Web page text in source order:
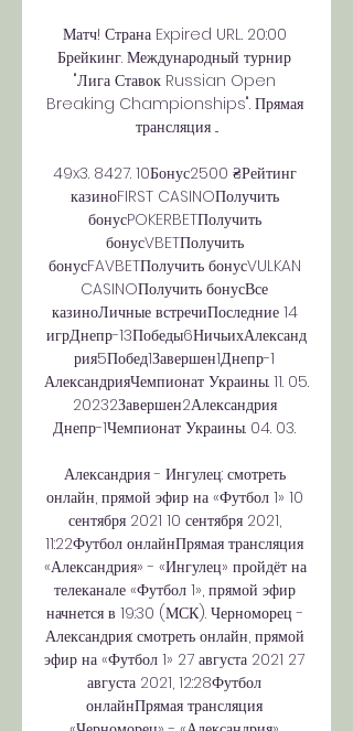
Матч! Страна Expired URL. 20:00
Брейкинг. Международный турнир
"Лига Ставок Russian Open
Breaking Championships". Прямая
трансляция ...
49x3. 8427. 10Бонус2500 ₴Рейтинг
казиноFIRST CASINOПолучить
бонусPOKERBETПолучить
бонусVBETПолучить
бонусFAVBETПолучить бонусVULKAN
CASINOПолучить бонусВсе
казиноЛичные встречиПоследние 14
игрДнепр-13Победы6НичьихАлександ
рия5Побед1Завершен1Днепр-1
АлександрияЧемпионат Украины. 11. 05.
20232Завершен2Александрия
Днепр-1Чемпионат Украины. 04. 03.
Александрия - Ингулец: смотреть
онлайн, прямой эфир на «Футбол 1» 10
сентября 2021 10 сентября 2021,
11:22Футбол онлайнПрямая трансляция
«Александрия» - «Ингулец» пройдёт на
телеканале «Футбол 1», прямой эфир
начнется в 19:30 (МСК). Черноморец -
Александрия: смотреть онлайн, прямой
эфир на «Футбол 1» 27 августа 2021 27
августа 2021, 12:28Футбол
онлайнПрямая трансляция